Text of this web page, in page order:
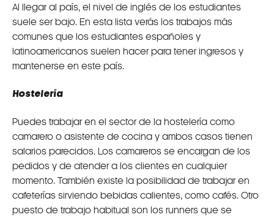
Al llegar al país, el nivel de inglés de los estudiantes
suele ser bajo. En esta lista verás los trabajos más
comunes que los estudiantes españoles y
latinoamericanos suelen hacer para tener ingresos y
mantenerse en este país.
Hostelería
Puedes trabajar en el sector de la hostelería como
camarero o asistente de cocina y ambos casos tienen
salarios parecidos. Los camareros se encargan de los
pedidos y de atender a los clientes en cualquier
momento. También existe la posibilidad de trabajar en
cafeterías sirviendo bebidas calientes, como cafés. Otro
puesto de trabajo habitual son los runners que se